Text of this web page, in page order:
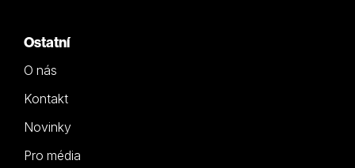
Ostatní
O nás
Kontakt
Novinky
Pro média